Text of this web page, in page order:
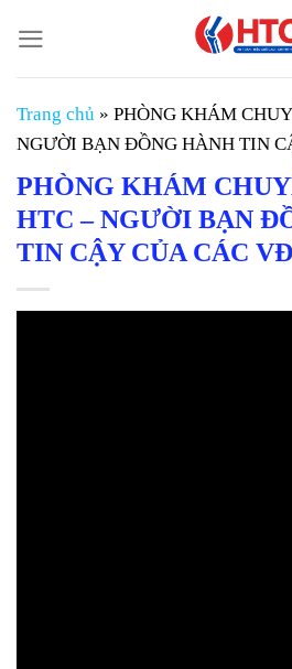
đến
nội
dung
Trang chủ » PHÒNG KHÁM
NGƯỜI BẠN ĐỒNG HÀNH TIN
PHÒNG KHÁM
HTC – NGƯỜI BẠN
TIN CẬY CỦA CÁC